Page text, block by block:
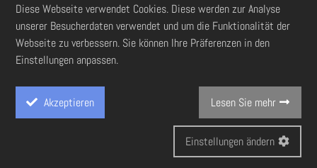
Unser Leistungsprofil ist auf eine umfassende, allseitige
Betreuung unserer Mandanten ausgerichtet. Dabei bieten
wir spezielle Dienstleistungen in den Bereichen
Rechnungswesen,Steuerberatung
Steuergestaltungsowie
betriebswirtschaftliche Beratung
an.
Diese Webseite verwendet Cookies. Diese werden zur Analyse
unserer Besucherdaten verwendet und um die Funktionalität der
Webseite zu verbessern. Sie können Ihre Präferenzen in den
Einstellungen anpassen.
Akzeptieren Lesen Sie mehr
Einstellungen ändern